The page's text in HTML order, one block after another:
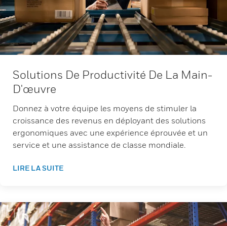
Solutions De Productivité De La Main-
D'œuvre
Donnez à votre équipe les moyens de stimuler la
croissance des revenus en déployant des solutions
ergonomiques avec une expérience éprouvée et un
service et une assistance de classe mondiale.
LIRE LA SUITE